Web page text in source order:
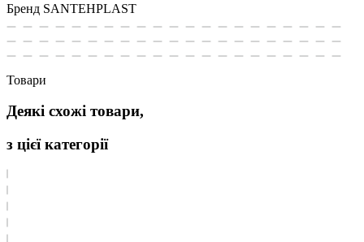
Бренд SANTEHPLAST
Товари
Деякі схожі товари,
з цієї категорії